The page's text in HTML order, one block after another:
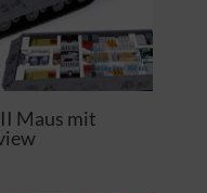
Maus mit